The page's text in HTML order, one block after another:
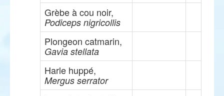
Grèbe à cou noir,
Podiceps nigricollis
Plongeon catmarin,
Gavia stellata
Harle huppé,
Mergus serrator